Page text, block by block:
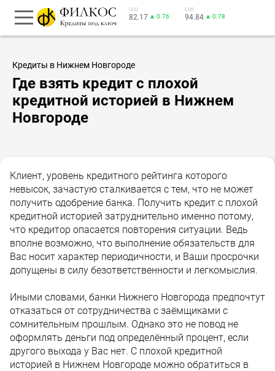
USD
82.17 ▲ 0.76
EUR
94.84 ▲ 0.78
Кредиты в Нижнем Новгороде
Где взять кредит с плохой
кредитной историей в Нижнем
Новгороде
Клиент, уровень кредитного рейтинга которого
невысок, зачастую сталкивается с тем, что не может
получить одобрение банка. Получить кредит с плохой
кредитной историей затруднительно именно потому,
что кредитор опасается повторения ситуации. Ведь
вполне возможно, что выполнение обязательств для
Вас носит характер периодичности, и Ваши просрочки
допущены в силу безответственности и легкомыслия.
Иными словами, банки Нижнего Новгорода предпочтут
отказаться от сотрудничества с заёмщиками с
сомнительным прошлым. Однако это не повод не
оформлять деньги под определённый процент, если
другого выхода у Вас нет. С плохой кредитной
историей в Нижнем Новгороде можно обратиться в